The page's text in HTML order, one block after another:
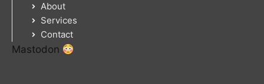
About
Services
Contact
Mastodon